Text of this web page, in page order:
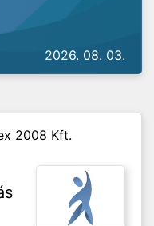
2026. 08. 03.
2008 Kft.